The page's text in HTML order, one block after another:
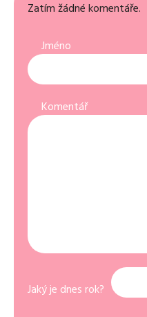
Zatím žádné komentáře.
Jméno
Komentář
Jaký je dnes rok?